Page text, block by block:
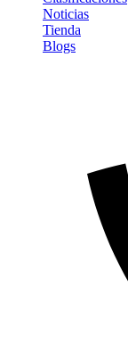
Noticias
Tienda
Blogs